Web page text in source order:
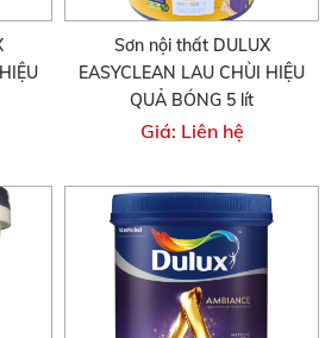
Sơn nội thất DULUX
EASYCLEAN LAU CHÙI HIỆU
QUẢ BÓNG 5 lít
Giá: Liên hệ